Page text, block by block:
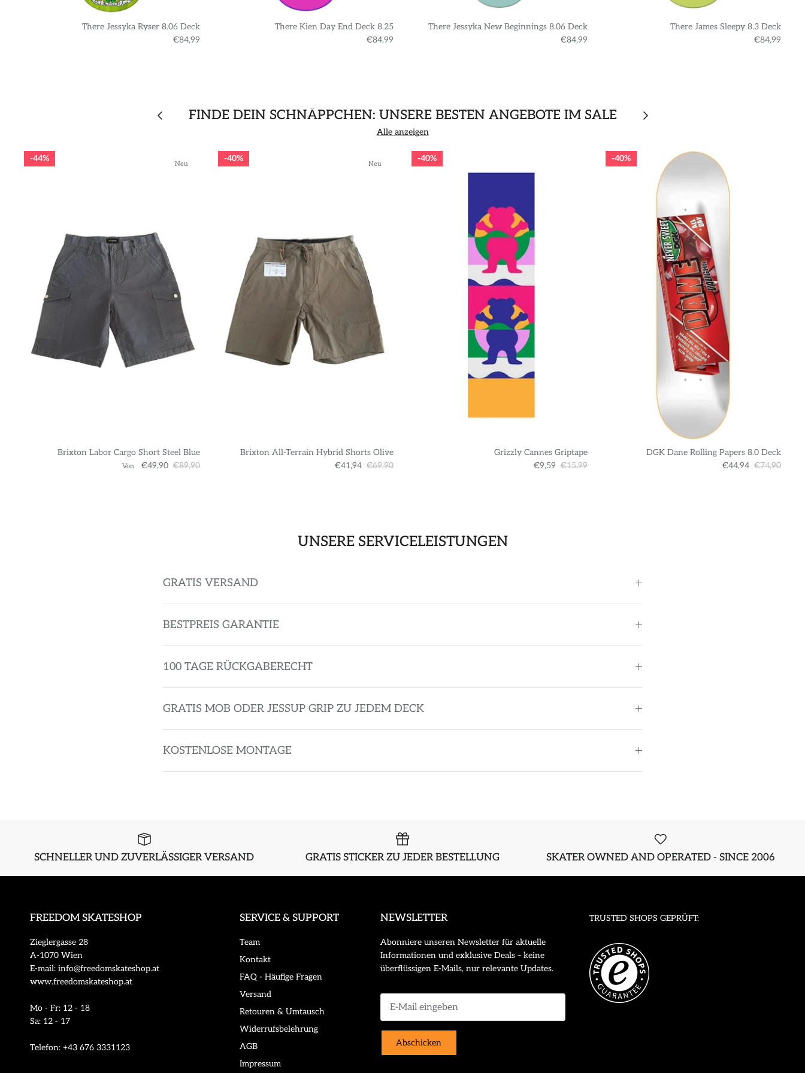
There Jessyka Ryser 8.06 Deck
€84,99
There Kien Day End Deck 8.25
€84,99
There Jessyka New Beginnings 8.06 Deck
€84,99
There James Sleepy 8.3 Deck
€84,99
FINDE DEIN SCHNÄPPCHEN: UNSERE BESTEN ANGEBOTE IM SALE
Alle anzeigen
Neu
44%
Brixton Labor Cargo Short Steel Blue
Von €49,90 €89,90
Neu
40%
Brixton All-Terrain Hybrid Shorts Olive
€41,94 €69,90
40%
Grizzly Cannes Griptape
€9,59 €15,99
40%
DGK Dane Rolling Papers 8.0 Deck
€44,94 €74,90
UNSERE SERVICELEISTUNGEN
GRATIS VERSAND
BESTPREIS GARANTIE
100 TAGE RÜCKGABERECHT
GRATIS MOB ODER JESSUP GRIP ZU JEDEM DECK
KOSTENLOSE MONTAGE
SCHNELLER UND ZUVERLÄSSIGER VERSAND GRATIS STICKER ZU JEDER BESTELLUNG SKATER OWNED AND OPERATED - SINCE 2006
FREEDOM SKATESHOP
Zieglergasse 28
A-1070 Wien
E-mail: info@freedomskateshop.at
www.freedomskateshop.at
Mo - Fr: 12 - 18
Sa: 12 - 17
Telefon: +43 676 3331123
SERVICE & SUPPORT
Team
Kontakt
FAQ - Häufige Fragen
Versand
Retouren & Umtausch
Widerrufsbelehrung
AGB
Impressum
NEWSLETTER
Abonniere unseren Newsletter für aktuelle
Informationen und exklusive Deals – keine
überflüssigen E-Mails, nur relevante Updates.
Abschicken
TRUSTED SHOPS GEPRÜFT: